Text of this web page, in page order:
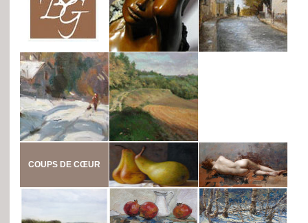
COUPS DE CŒUR